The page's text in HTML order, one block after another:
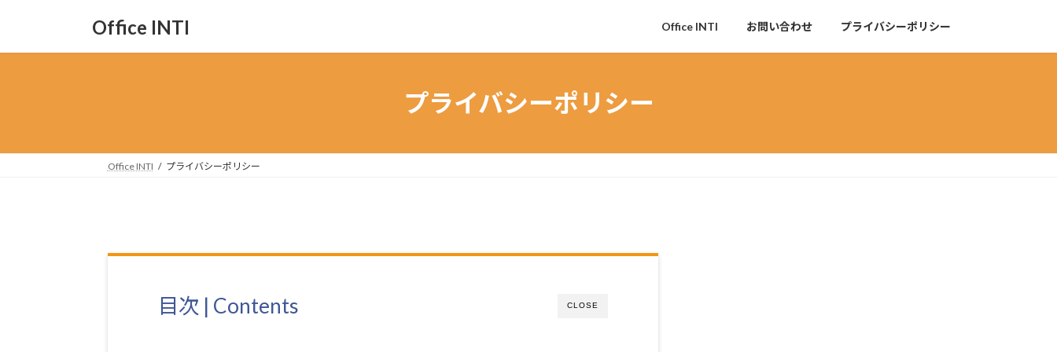
Office INTI Office INTI お問い合わせ プライバシーポリシー
プライバシーポリシー
Office INTI プライバシーポリシー
CLOSE
目次 | Contents